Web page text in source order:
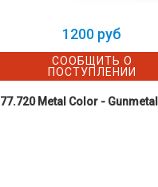
1200 руб
СООБЩИТЬ О
ПОСТУПЛЕНИИ
77.720 Metal Color -